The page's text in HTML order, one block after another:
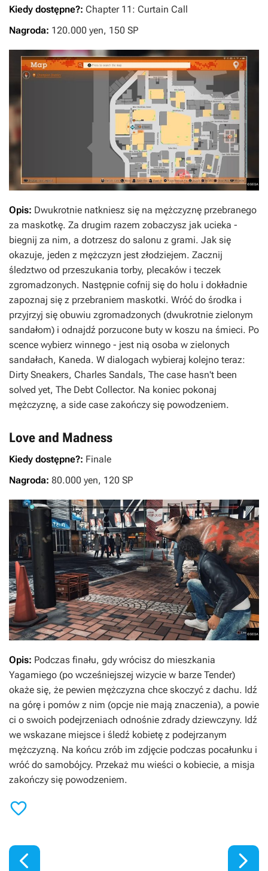
Kiedy dostępne?: Chapter 11: Curtain Call
Nagroda: 120.000 yen, 150 SP
Opis: Dwukrotnie natkniesz się na mężczyznę przebranego
za maskotkę. Za drugim razem zobaczysz jak ucieka -
biegnij za nim, a dotrzesz do salonu z grami. Jak się
okazuje, jeden z mężczyzn jest złodziejem. Zacznij
śledztwo od przeszukania torby, plecaków i teczek
zgromadzonych. Następnie cofnij się do holu i dokładnie
zapoznaj się z przebraniem maskotki. Wróć do środka i
przyjrzyj się obuwiu zgromadzonych (dwukrotnie zielonym
sandałom) i odnajdź porzucone buty w koszu na śmieci. Po
scence wybierz winnego - jest nią osoba w zielonych
sandałach, Kaneda. W dialogach wybieraj kolejno teraz:
Dirty Sneakers, Charles Sandals, The case hasn't been
solved yet, The Debt Collector. Na koniec pokonaj
mężczyznę, a side case zakończy się powodzeniem.
Love and Madness
Kiedy dostępne?: Finale
Nagroda: 80.000 yen, 120 SP
Opis: Podczas finału, gdy wrócisz do mieszkania
Yagamiego (po wcześniejszej wizycie w barze Tender)
okaże się, że pewien mężczyzna chce skoczyć z dachu. Idź
na górę i pomów z nim (opcje nie mają znaczenia), a powie
ci o swoich podejrzeniach odnośnie zdrady dziewczyny. Idź
we wskazane miejsce i śledź kobietę z podejrzanym
mężczyzną. Na końcu zrób im zdjęcie podczas pocałunku i
wróć do samobójcy. Przekaż mu wieści o kobiecie, a misja
zakończy się powodzeniem.

 